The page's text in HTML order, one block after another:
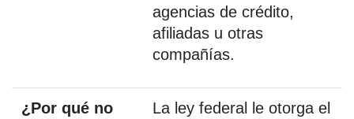
agencias de crédito,
afiliadas u otras
compañías.
¿Por qué no
La ley federal le otorga el